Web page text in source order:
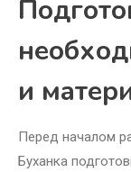
и
Перед началом
Буханка